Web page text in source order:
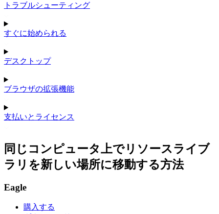
トラブルシューティング
すぐに始められる
デスクトップ
ブラウザの拡張機能
支払いとライセンス
同じコンピュータ上でリソースライブ
ラリを新しい場所に移動する方法
Eagle
購入する